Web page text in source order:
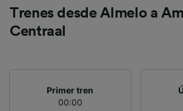
Trenes desde Almelo a
Centraal
Primer tren
00:00